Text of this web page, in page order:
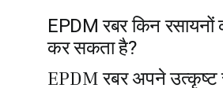
EPDM रबर किन रसायनों
कर सकता है?
EPDM रबर अपने उत्कृष्ट